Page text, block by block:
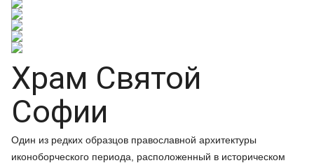
Храм Святой
Софии
Один из редких образцов православной архитектуры
иконоборческого периода, расположенный в историческом